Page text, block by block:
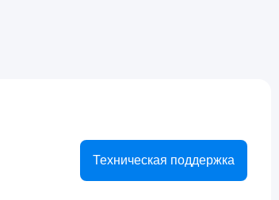
Техническая поддержка